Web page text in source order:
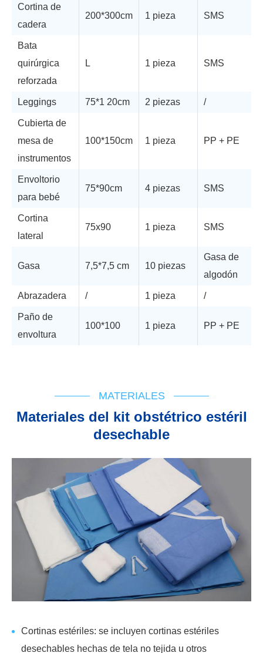
Cortina de
cadera
200*300cm 1 pieza SMS
Bata
quirúrgica
reforzada
L 1 pieza SMS
Leggings 75*1 20cm 2 piezas /
Cubierta de
mesa de
instrumentos
100*150cm 1 pieza PP + PE
Envoltorio
para bebé
75*90cm 4 piezas SMS
Cortina
lateral
75x90 1 pieza SMS
Gasa 7,5*7,5 cm 10 piezas
Gasa de
algodón
Abrazadera / 1 pieza /
Paño de
envoltura
100*100 1 pieza PP + PE
MATERIALES
Materiales del kit obstétrico estéril
desechable
Cortinas estériles: se incluyen cortinas estériles
desechables hechas de tela no tejida u otros